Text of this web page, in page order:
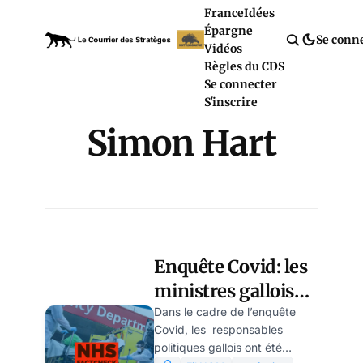
FranceIdées
Épargne
Vidéos
Règles du CDS
Se connecter
S'inscrire
Se
Simon Hart
Enquête Covid: les
ministres gallois
ignoraient leurs
propres règles
Dans le cadre de l’enquête
Covid, les responsables
politiques gallois ont été